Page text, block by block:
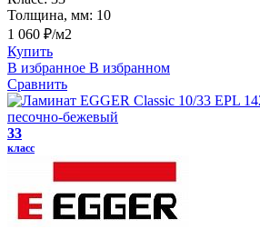
Толщина, мм: 10
1 060 ₽/м2
Купить
В избранное В избранном
Сравнить
33
класс